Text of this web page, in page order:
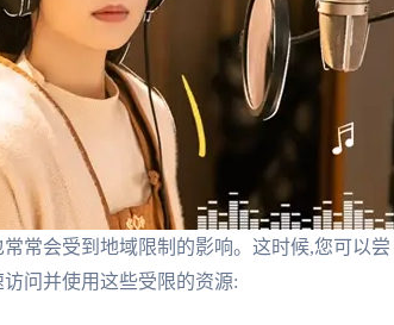
常会受到地域限制的影响。这时候,您可以尝
问并使用这些受限的资源: